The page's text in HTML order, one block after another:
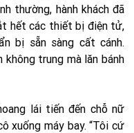
thường, hành khách đã
hết các thiết bị điện tử,
bị sẵn sàng cất cánh.
không trung mà lăn bánh
lái tiến đến chỗ nữ
xuống máy bay. “Tôi cứ